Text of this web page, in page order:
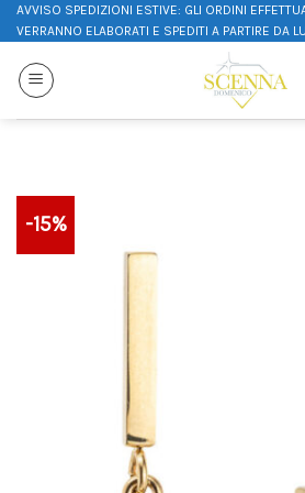
AVVISO SPEDIZIONI ESTIVE: GLI ORDINI
VERRANNO ELABORATI E SPEDITI A PARTIRE DA
-15%